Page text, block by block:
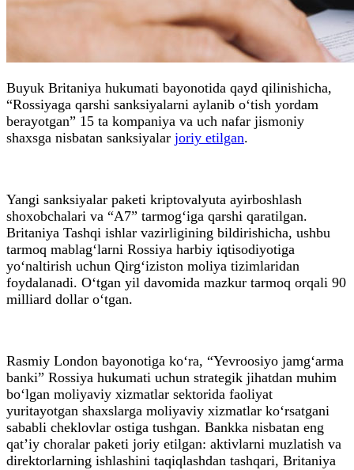
Buyuk Britaniya hukumati bayonotida qayd qilinishicha,
“Rossiyaga qarshi sanksiyalarni aylanib o‘tish yordam
berayotgan” 15 ta kompaniya va uch nafar jismoniy
shaxsga nisbatan sanksiyalar joriy etilgan.
Yangi sanksiyalar paketi kriptovalyuta ayirboshlash
shoxobchalari va “A7” tarmog‘iga qarshi qaratilgan.
Britaniya Tashqi ishlar vazirligining bildirishicha, ushbu
tarmoq mablag‘larni Rossiya harbiy iqtisodiyotiga
yo‘naltirish uchun Qirg‘iziston moliya tizimlaridan
foydalanadi. O‘tgan yil davomida mazkur tarmoq orqali 90
milliard dollar o‘tgan.
Rasmiy London bayonotiga ko‘ra, “Yevroosiyo jamg‘arma
banki” Rossiya hukumati uchun strategik jihatdan muhim
bo‘lgan moliyaviy xizmatlar sektorida faoliyat
yuritayotgan shaxslarga moliyaviy xizmatlar ko‘rsatgani
sababli cheklovlar ostiga tushgan. Bankka nisbatan eng
qat’iy choralar paketi joriy etilgan: aktivlarni muzlatish va
direktorlarning ishlashini taqiqlashdan tashqari, Britaniya